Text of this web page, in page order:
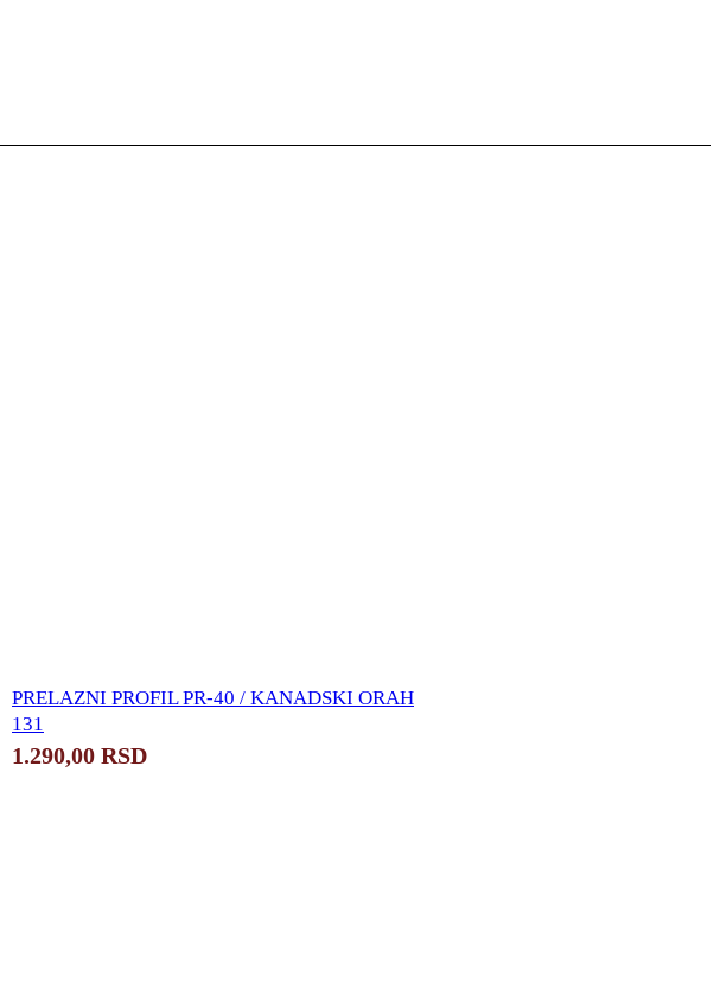
PRELAZNI PROFIL PR-40 / KANADSKI ORAH
131
1.290,00 RSD